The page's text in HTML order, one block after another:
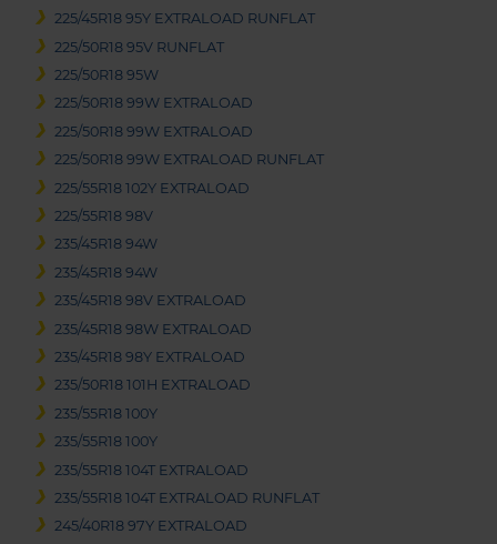
225/45R18 95Y EXTRALOAD RUNFLAT
225/50R18 95V RUNFLAT
225/50R18 95W
225/50R18 99W EXTRALOAD
225/50R18 99W EXTRALOAD
225/50R18 99W EXTRALOAD RUNFLAT
225/55R18 102Y EXTRALOAD
225/55R18 98V
235/45R18 94W
235/45R18 94W
235/45R18 98V EXTRALOAD
235/45R18 98W EXTRALOAD
235/45R18 98Y EXTRALOAD
235/50R18 101H EXTRALOAD
235/55R18 100Y
235/55R18 100Y
235/55R18 104T EXTRALOAD
235/55R18 104T EXTRALOAD RUNFLAT
245/40R18 97Y EXTRALOAD